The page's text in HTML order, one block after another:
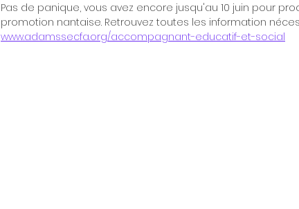
Pas de panique, vous avez encore jusqu'au 10 juin pour
promotion nantaise. Retrouvez toutes les information
www.adamssecfa.org/accompagnant-educatif-et-social